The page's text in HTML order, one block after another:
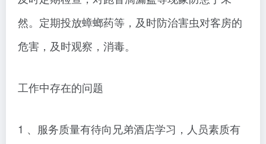
然。定期投放蟑螂药等，及时防治害虫对客房的
危害，及时观察，消毒。
工作中存在的问题
1 、服务质量有待向兄弟酒店学习，人员素质有